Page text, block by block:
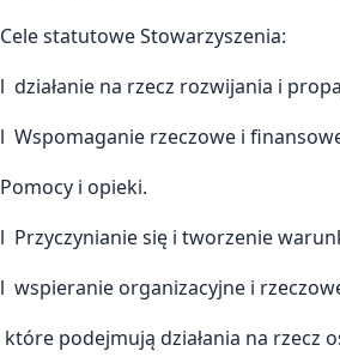
Cele statutowe Stowarzyszenia:
l działanie na rzecz rozwijania i
l Wspomaganie rzeczowe i
Pomocy i opieki.
l Przyczynianie się i tworzenie
l wspieranie organizacyjne i
które podejmują działania na rzecz